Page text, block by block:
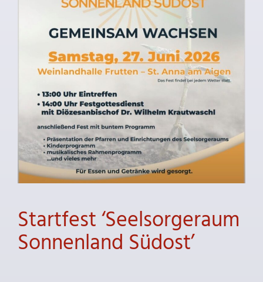
Startfest ‘Seelsorgeraum
Sonnenland Südost’